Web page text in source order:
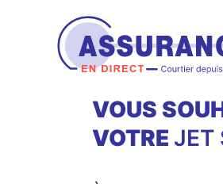
VOUS
VOTRE JET